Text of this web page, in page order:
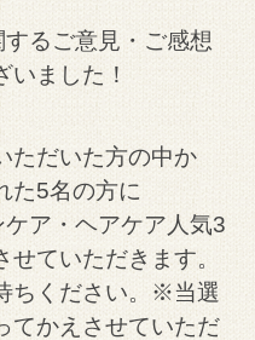
るご意見・ご感想
いました！
ただいた方の中か
た5名の方に
ケア・ヘアケア人気3
ていただきます。
ちください。※当選
てかえさせていただ